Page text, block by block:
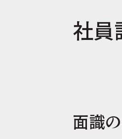
社員
面識